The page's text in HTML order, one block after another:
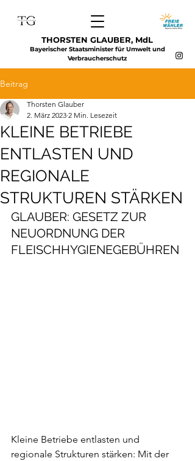
THORSTEN GLAUBER, MdL
Bayerischer Staatsminister für Umwelt und
Verbraucherschutz
Beitrag
KLEINE BETRIEBE
ENTLASTEN UND
REGIONALE
STRUKTUREN STÄRKEN
Thorsten Glauber
2. März 2023 2 Min. Lesezeit
GLAUBER: GESETZ ZUR
NEUORDNUNG DER
FLEISCHHYGIENEGEBÜHREN
Kleine Betriebe entlasten und
regionale Strukturen stärken: Mit der